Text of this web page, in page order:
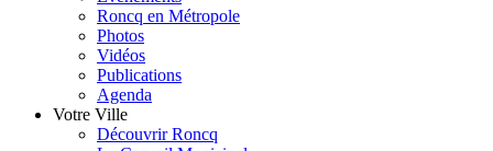
Roncq en Métropole
Photos
Vidéos
Publications
Agenda
Votre Ville
Découvrir Roncq